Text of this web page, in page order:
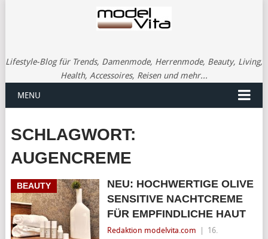
Lifestyle-Blog für Trends, Damenmode, Herrenmode, Beauty, Living,
Health, Accessoires, Reisen und mehr...
MENU
SCHLAGWORT:
AUGENCREME
BEAUTY
NEU: HOCHWERTIGE OLIVE
SENSITIVE NACHTCREME
FÜR EMPFINDLICHE HAUT
Redaktion modelvita.com
16.